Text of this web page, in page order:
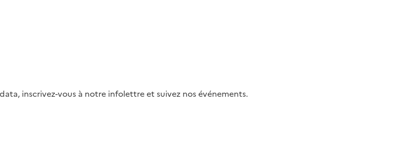
inscrivez-vous à notre infolettre et suivez nos événements.